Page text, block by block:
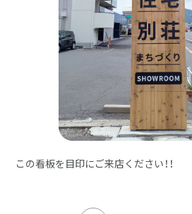
この看板を目印にご来店ください！！